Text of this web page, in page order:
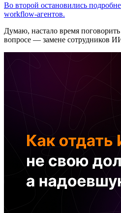
Во второй остановились
workflow-агентов.
Думаю, настало время
вопросе — замене сотрудников